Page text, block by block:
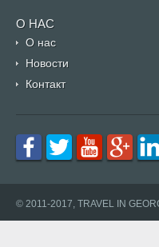
О НАС
О нас
Новости
Контакт
© 2011-2017, TRAVEL IN